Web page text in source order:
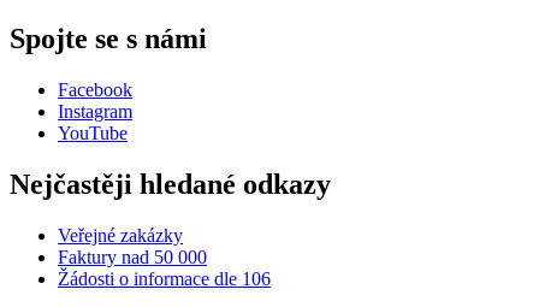
Spojte se s námi
Facebook
Instagram
YouTube
Nejčastěji hledané odkazy
Veřejné zakázky
Faktury nad 50 000
Žádosti o informace dle 106